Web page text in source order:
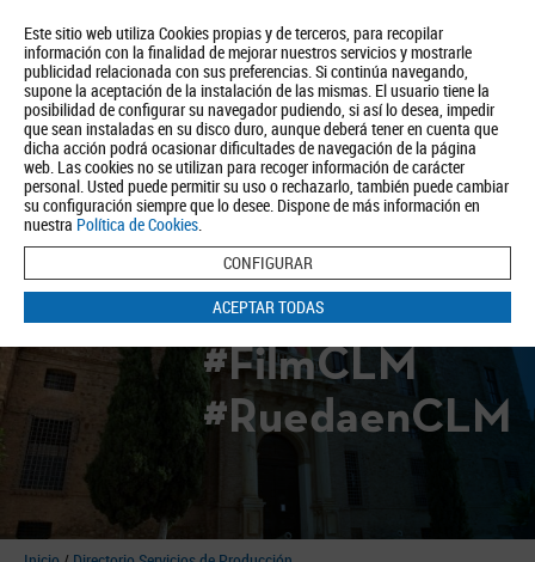
Este sitio web utiliza Cookies propias y de terceros, para recopilar
información con la finalidad de mejorar nuestros servicios y mostrarle
publicidad relacionada con sus preferencias. Si continúa navegando,
supone la aceptación de la instalación de las mismas. El usuario tiene la
posibilidad de configurar su navegador pudiendo, si así lo desea, impedir
que sean instaladas en su disco duro, aunque deberá tener en cuenta que
dicha acción podrá ocasionar dificultades de navegación de la página
web. Las cookies no se utilizan para recoger información de carácter
personal. Usted puede permitir su uso o rechazarlo, también puede cambiar
su configuración siempre que lo desee. Dispone de más información en
nuestra Política de Cookies.
CONFIGURAR
ACEPTAR TODAS
Quiénes somos Turismo Política de Privacidad Aviso Legal
Política de Cookies
BUSCAR
#FilmCLM
#RuedaenCLM